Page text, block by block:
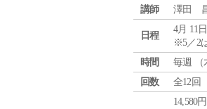
講師 澤田
日程
4月 11
※5／2
時間
毎週 （
回数
全12回
14,580